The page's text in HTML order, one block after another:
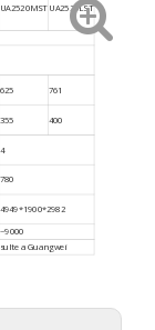
UA2520MSTUA2520LST
625
761
355 400
4
780
4949*1900*2982
~9000
a Guangwei